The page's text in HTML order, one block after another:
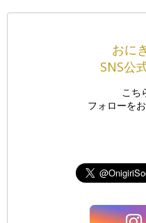
おに
SNS公
こち
フォローを